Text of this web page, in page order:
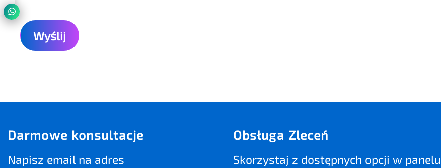
Darmowe konsultacje
Napisz email na adres
Obsługa Zleceń
Skorzystaj z dostępnych opcji w panelu